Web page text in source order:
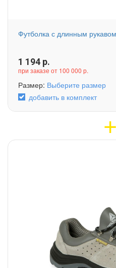
Футболка с длинным
1 194 р.
при заказе от 100 000 р.
Размер: Выберите размер
добавить в комплект